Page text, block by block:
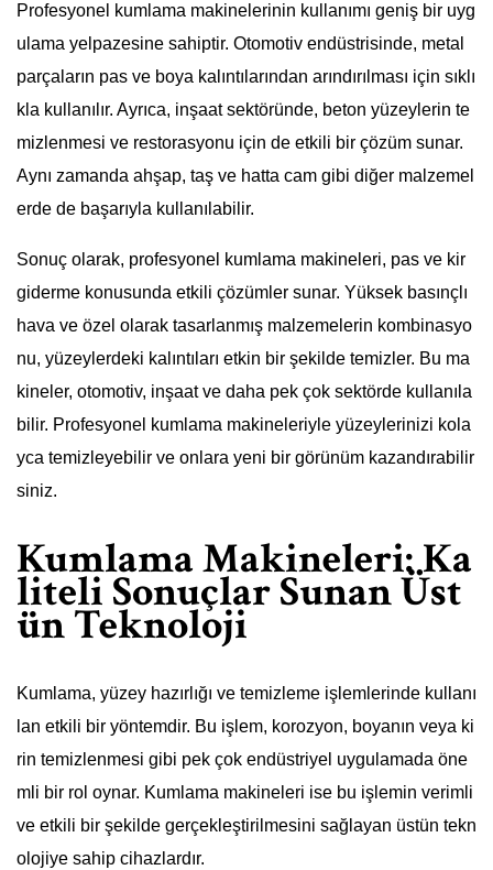
Profesyonel kumlama makinelerinin kullanımı geniş bir uyg
ulama yelpazesine sahiptir. Otomotiv endüstrisinde, metal
parçaların pas ve boya kalıntılarından arındırılması için sıklı
kla kullanılır. Ayrıca, inşaat sektöründe, beton yüzeylerin te
mizlenmesi ve restorasyonu için de etkili bir çözüm sunar.
Aynı zamanda ahşap, taş ve hatta cam gibi diğer malzemel
erde de başarıyla kullanılabilir.
Sonuç olarak, profesyonel kumlama makineleri, pas ve kir
giderme konusunda etkili çözümler sunar. Yüksek basınçlı
hava ve özel olarak tasarlanmış malzemelerin kombinasyo
nu, yüzeylerdeki kalıntıları etkin bir şekilde temizler. Bu ma
kineler, otomotiv, inşaat ve daha pek çok sektörde kullanıla
bilir. Profesyonel kumlama makineleriyle yüzeylerinizi kola
yca temizleyebilir ve onlara yeni bir görünüm kazandırabilir
siniz.
Kumlama Makineleri: Ka
liteli Sonuçlar Sunan Üst
ün Teknoloji
Kumlama, yüzey hazırlığı ve temizleme işlemlerinde kullanı
lan etkili bir yöntemdir. Bu işlem, korozyon, boyanın veya ki
rin temizlenmesi gibi pek çok endüstriyel uygulamada öne
mli bir rol oynar. Kumlama makineleri ise bu işlemin verimli
ve etkili bir şekilde gerçekleştirilmesini sağlayan üstün tekn
olojiye sahip cihazlardır.